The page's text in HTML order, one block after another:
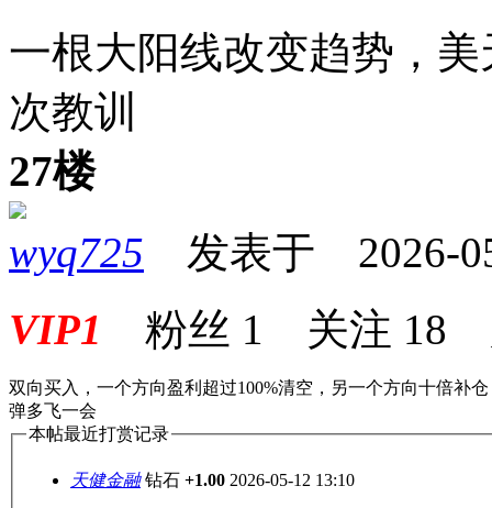
一根大阳线改变趋势，
次教训
27楼
wyq725 发表于 2026-
VIP1 粉丝 1 关注 18
双向买入，一个方向盈利超过100%清空，另一个方向十倍补
弹多飞一会
本帖最近打赏记录
天健金融 钻石 +1.00 2026-05-12 13:10